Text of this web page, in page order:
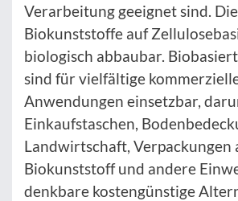
Verarbeitung geeignet sind.
Biokunststoffe auf
biologisch abbaubar.
sind für vielfältige
Anwendungen einsetzbar,
Einkaufstaschen,
Landwirtschaft, Verpackungen
Biokunststoff und andere
denkbare kostengünstige